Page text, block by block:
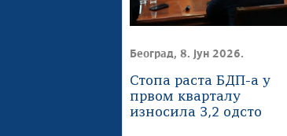
Београд, 8. јун 2026.
Стопа раста БДП-а у
првом кварталу
износила 3,2 одсто